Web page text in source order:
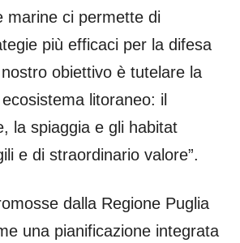
marine ci permette di
più efficaci per la difesa
obiettivo è tutelare la
litoraneo: il
la spiaggia e gli habitat
e di straordinario valore”.
dalla Regione Puglia
una pianificazione integrata